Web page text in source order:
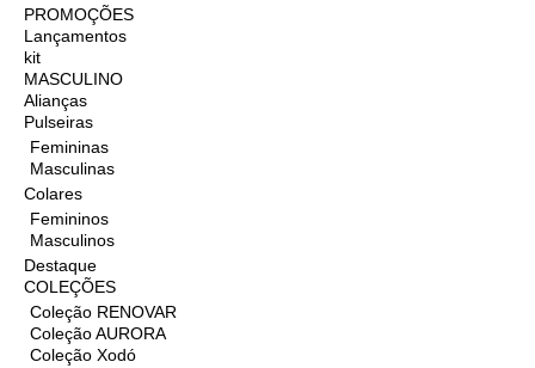
PROMOÇÕES
Lançamentos
kit
MASCULINO
Alianças
Pulseiras
Femininas
Masculinas
Colares
Femininos
Masculinos
Destaque
COLEÇÕES
Coleção RENOVAR
Coleção AURORA
Coleção Xodó